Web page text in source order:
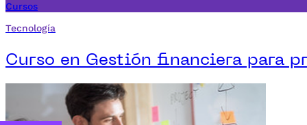
Cursos
Tecnología
Curso en Gestión financiera para